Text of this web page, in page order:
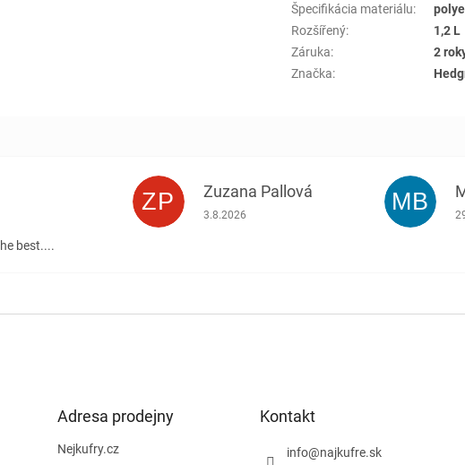
Špecifikácia materiálu:
Rozšířený:
1,2 L
Záruka:
2
Značka:
obchodu je 5 z 5 hviezdičiek.
best....
ZP Zuzana Pallová
Hodnotenie obchodu je 5 z 5 hviezdičiek.
3.8.2026 MB
Adresa prodejny
Nejkufry.cz
Kontakt
info@najkufre.sk